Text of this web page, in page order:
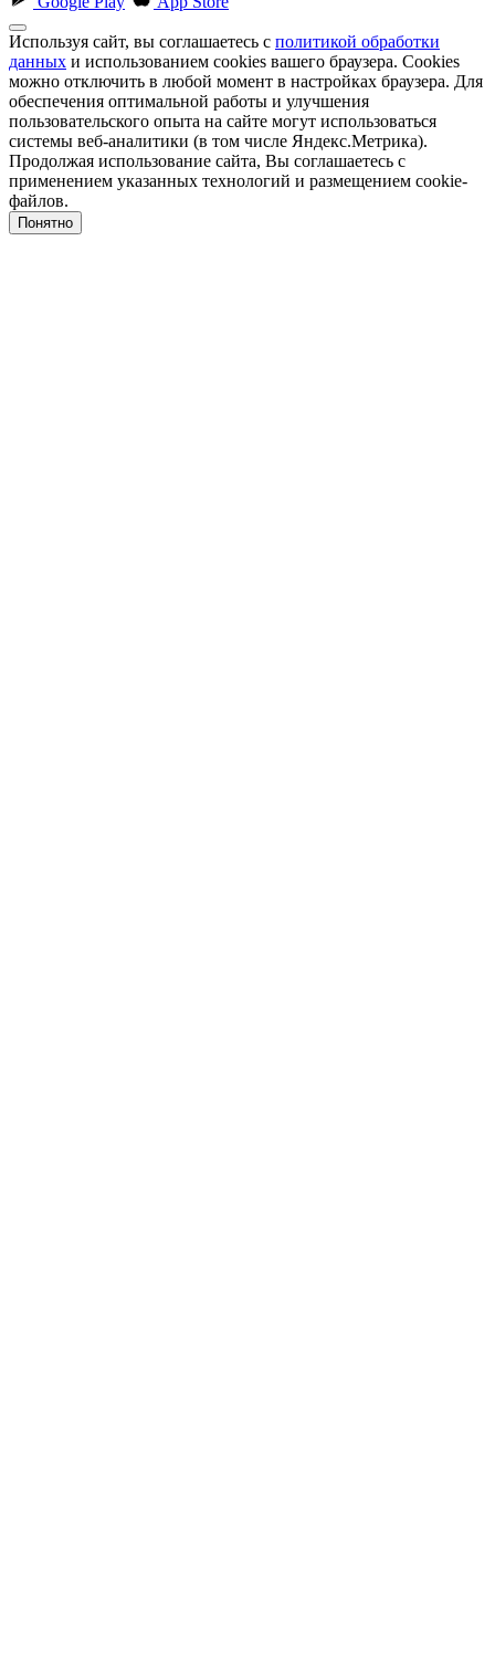
Используя сайт, вы соглашаетесь с политикой обработки
данных и использованием cookies вашего браузера. Cookies
можно отключить в любой момент в настройках браузера. Для
обеспечения оптимальной работы и улучшения
пользовательского опыта на сайте могут использоваться
системы веб-аналитики (в том числе Яндекс.Метрика).
Продолжая использование сайта, Вы соглашаетесь с
применением указанных технологий и размещением cookie-
файлов.
Понятно